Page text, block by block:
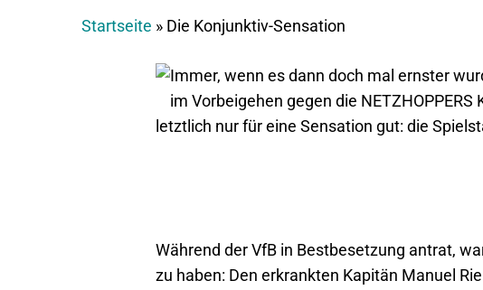
Startseite » Die Konjunktiv-Sensation
Immer, wenn es dann doch mal ernster
im Vorbeigehen gegen die
letztlich nur für eine Sensation gut: die
Während der VfB in Bestbesetzung antrat,
zu haben: Den erkrankten Kapitän Manuel